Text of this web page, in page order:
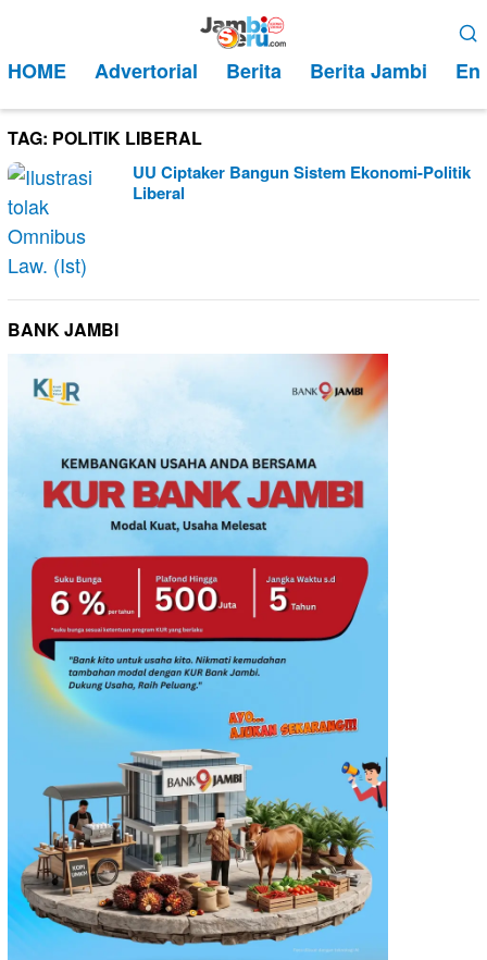
kontenMobile
HOME Advertorial Berita Berita Jambi
TAG: POLITIK LIBERAL
UU Ciptaker Bangun Sistem Ekonomi-Politik
Liberal
BANK JAMBI